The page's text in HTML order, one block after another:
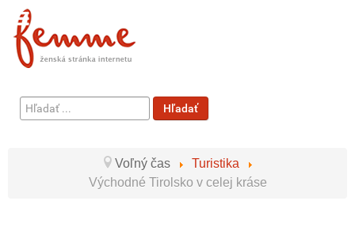
Hľadať
...
Hľadať
Voľný čas
Turistika
Východné Tirolsko v celej kráse